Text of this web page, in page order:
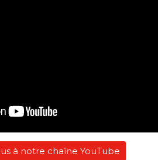
à notre chaîne YouTube